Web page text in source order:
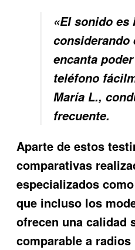
«El sonido es
considerando
encanta
teléfono
María L.,
frecuente.
Aparte de estos
comparativas
especializados
que incluso los
ofrecen una calidad
comparable a